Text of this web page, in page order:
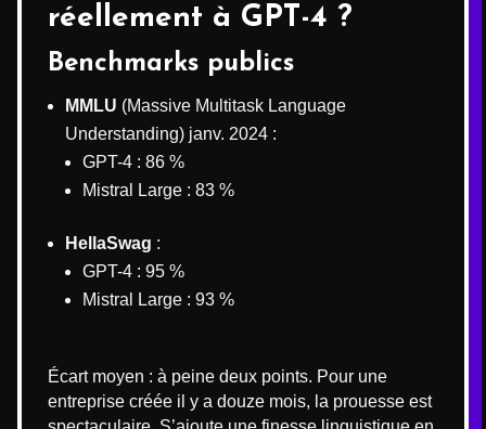
réellement à GPT-4 ?
Benchmarks publics
MMLU (Massive Multitask Language
Understanding) janv. 2024 :
GPT-4 : 86 %
Mistral Large : 83 %
HellaSwag :
GPT-4 : 95 %
Mistral Large : 93 %
Écart moyen : à peine deux points. Pour une
entreprise créée il y a douze mois, la prouesse est